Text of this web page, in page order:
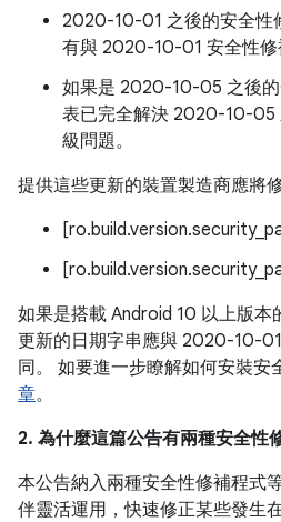
2020-10-01 之後的安全性
有與 2020-10-01 安全性修
如果是 2020-10-05 之後
表已完全解決 2020-10-05
級問題。
提供這些更新的裝置製造商應將
如果是搭載 Android 10 以上版本
更新的日期字串應與 2020-10-
同。 如要進一步瞭解如何安裝安
章。
2. 為什麼這篇公告有兩種安全性
本公告納入兩種安全性修補程式
伴靈活運用，快速修正某些發生